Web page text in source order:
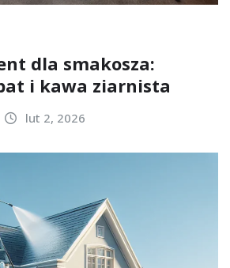
dla smakosza:
i kawa ziarnista
lut 2, 2026